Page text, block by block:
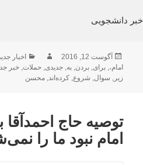
خبر دانشجویی
ارسال
شده
در
آگوست 12, 2016 نویسندهدسته‌ها
اخبار
امام،,برای,بردن,به,جدیدی,حملات,خبر
زیر, سوال, شروع,کرده‌اند,محسن
توصیه حاج احمدآقا
امام نبود ما را